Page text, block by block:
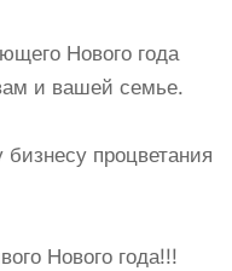
Нового года
и вашей семье.
процветания
Нового года!!!